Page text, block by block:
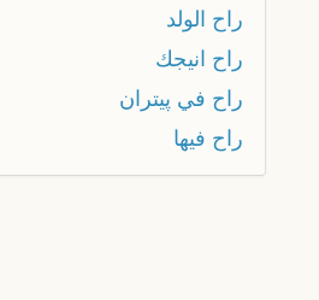
راح الولد
راح انيجك
راح في پيتران
راح فيها